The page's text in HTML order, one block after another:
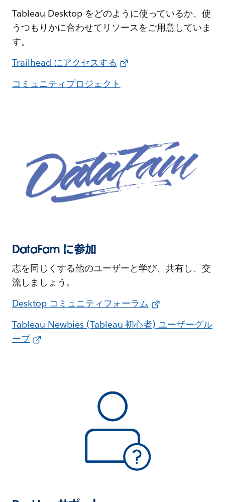
Tableau Desktop をどのように使っているか、使
うつもりかに合わせてリソースをご用意していま
す。
Trailhead にアクセスする
コミュニティプロジェクト
DataFam に参加
志を同じくする他のユーザーと学び、共有し、交
流しましょう。
Desktop コミュニティフォーラム
Tableau Newbies (Tableau 初心者) ユーザーグル
ープ